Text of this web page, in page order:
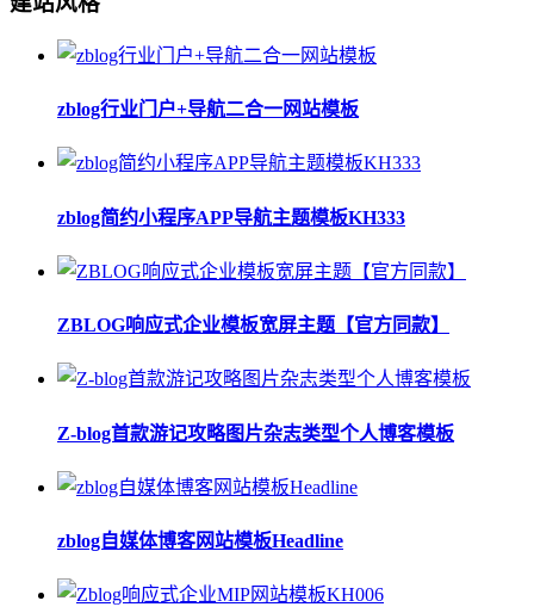
zblog行业门户+导航二合一网站模板
zblog简约小程序APP导航主题模板KH333
ZBLOG响应式企业模板宽屏主题【官方同款】
Z-blog首款游记攻略图片杂志类型个人博客模板
zblog自媒体博客网站模板Headline